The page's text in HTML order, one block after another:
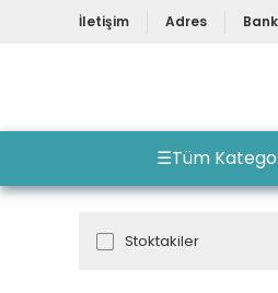
İletişim Adres
☰Tüm
Stoktakiler